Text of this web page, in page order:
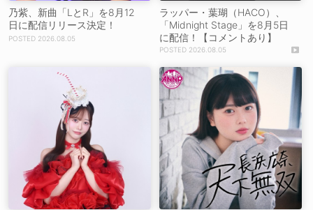
乃紫、新曲「LとR」を8月12
日に配信リリース決定！
2026.08.05
ラッパー・葉瑚（HACO）、
「Midnight Stage」を8月5日
に配信！【コメントあり】
2026.08.05